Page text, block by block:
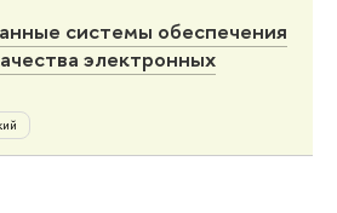
системы обеспечения
электронных